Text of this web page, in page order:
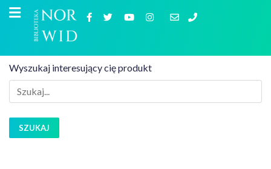
Wyszukaj interesujący cię produkt
SZUKAJ